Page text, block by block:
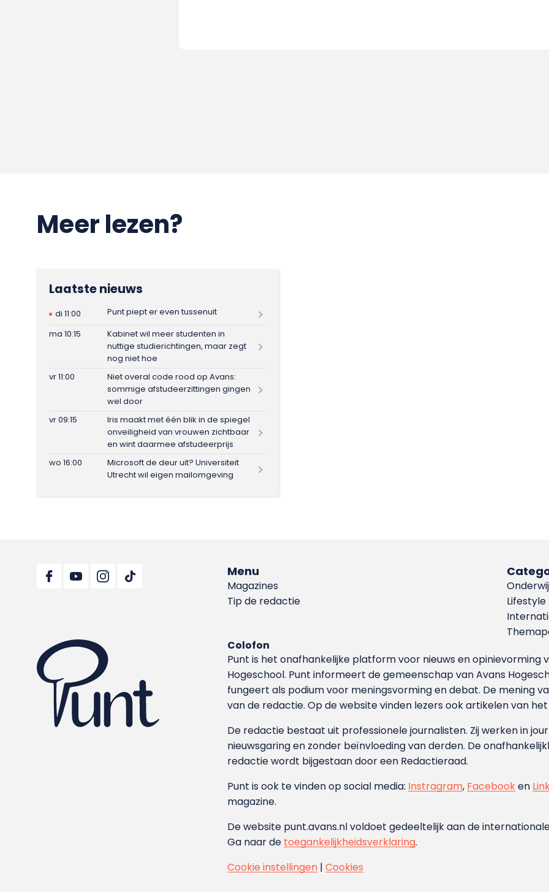
Meer lezen?
Laatste nieuws
di 11:00
Punt piept er even tussenuit
ma 10:15
Kabinet wil meer studenten in
nuttige studierichtingen, maar zegt
nog niet hoe
vr 11:00
Niet overal code rood op Avans:
sommige afstudeerzittingen gingen
wel door
vr 09:15
Iris maakt met één blik in de spiegel
onveiligheid van vrouwen zichtbaar
en wint daarmee afstudeerprijs
wo 16:00
Microsoft de deur uit? Universiteit
Utrecht wil eigen mailomgeving
Menu
Magazines
Tip de redactie
Lifestyle
Colofon
Punt is het onafhankelijke platform voor nieuws en
Hoge­school. Punt informeert de gemeenschap van Avans
fungeert als podium voor meningsvorming en debat. De mening
van de redactie. Op de website vinden lezers ook artikelen van
De redactie bestaat uit professionele journalisten. Zij werken in
nieuwsgaring en zonder beïnvloeding van derden. De
redactie wordt bijgestaan door een Redactieraad.
Punt is ook te vinden op social media: Instragram, Facebooken
magazine.
De website punt.avans.nl voldoet gedeeltelijk aan de
Ga naar de toegankelijkheidsverklaring.
Cookie instellingen |Cookies